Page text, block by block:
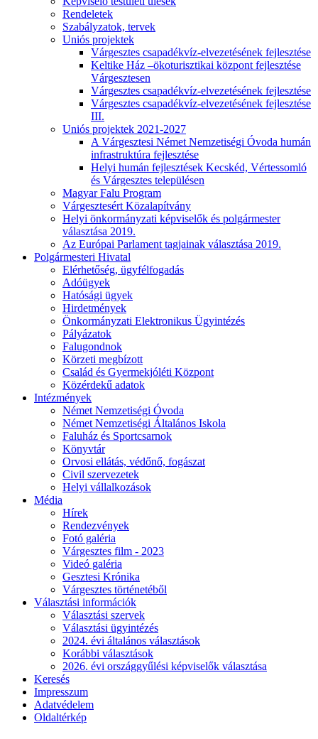
Rendeletek
Szabályzatok, tervek
Uniós projektek
Várgesztes csapadékvíz-elvezetésének fejlesztése
Keltike Ház –ökoturisztikai központ fejlesztése
Várgesztesen
Várgesztes csapadékvíz-elvezetésének fejlesztése
Várgesztes csapadékvíz-elvezetésének fejlesztése
III.
Uniós projektek 2021-2027
A Várgesztesi Német Nemzetiségi Óvoda humán
infrastruktúra fejlesztése
Helyi humán fejlesztések Kecskéd, Vértessomló
és Várgesztes településen
Magyar Falu Program
Várgesztesért Közalapítvány
Helyi önkormányzati képviselők és polgármester
választása 2019.
Az Európai Parlament tagjainak választása 2019.
Polgármesteri Hivatal
Elérhetőség, ügyfélfogadás
Adóügyek
Hatósági ügyek
Hirdetmények
Önkormányzati Elektronikus Ügyintézés
Pályázatok
Falugondnok
Körzeti megbízott
Család és Gyermekjóléti Központ
Közérdekű adatok
Intézmények
Német Nemzetiségi Óvoda
Német Nemzetiségi Általános Iskola
Faluház és Sportcsarnok
Könyvtár
Orvosi ellátás, védőnő, fogászat
Civil szervezetek
Helyi vállalkozások
Média
Hírek
Rendezvények
Fotó galéria
Várgesztes film - 2023
Videó galéria
Gesztesi Krónika
Várgesztes történetéből
Választási információk
Választási szervek
Választási ügyintézés
2024. évi általános választások
Korábbi választások
2026. évi országgyűlési képviselők választása
Keresés
Impresszum
Adatvédelem
Oldaltérkép